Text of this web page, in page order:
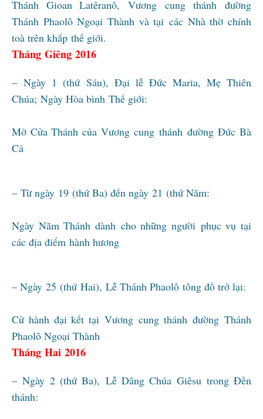
Thánh Gioan Latêranô, Vương cung thánh đường
Thánh Phaolô Ngoại Thành và tại các Nhà thờ chính
toà trên khắp thế giới.
Tháng Giêng 2016
– Ngày 1 (thứ Sáu), Đại lễ Đức Maria, Mẹ Thiên
Chúa; Ngày Hòa bình Thế giới:
Mở Cửa Thánh của Vương cung thánh đường Đức Bà
Cả
– Từ ngày 19 (thứ Ba) đến ngày 21 (thứ Năm:
Ngày Năm Thánh dành cho những người phục vụ tại
các địa điểm hành hương
– Ngày 25 (thứ Hai), Lễ Thánh Phaolô tông đồ trở lại:
Cử hành đại kết tại Vương cung thánh đường Thánh
Phaolô Ngoại Thành
Tháng Hai 2016
– Ngày 2 (thứ Ba), Lễ Dâng Chúa Giêsu trong Đền
thánh: